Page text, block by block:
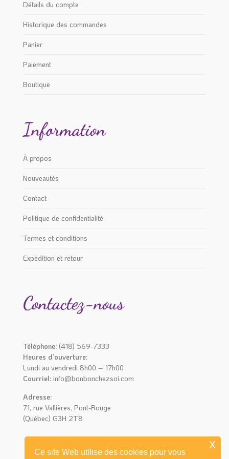
Détails du compte
Historique des commandes
Panier
Paiement
Boutique
Information
À propos
Nouveautés
Contact
Politique de confidentialité
Termes et conditions
Expédition et retour
Contactez-nous
Téléphone:(418) 569-7333
Heures d’ouverture:
Lundi au vendredi 8h00 – 17h00
Courriel:info@bonbonchezsoi.com
Adresse:
71, rue Vallières, Pont-Rouge
(Québec) G3H 2T8
Ce site Web utilise des cookies pour vous
x